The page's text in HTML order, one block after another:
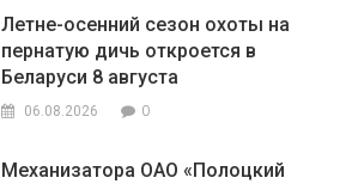
Летне-осенний сезон охоты на
пернатую дичь откроется в
Беларуси 8 августа
06.08.2026 0
Механизатора ОАО «Полоцкий